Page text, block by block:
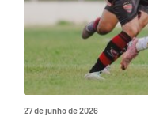
27 de junho de 2026